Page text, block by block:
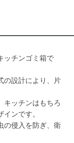
ッチンゴミ箱で
の設計により、片
キッチンはもちろ
ンです。
の侵入を防ぎ、衛